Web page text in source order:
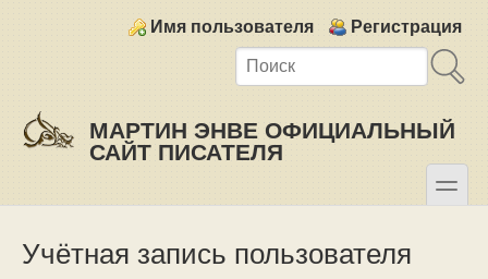
Login links
Имя пользователя Регистрация
МАРТИН ЭНВЕ ОФИЦИАЛЬНЫЙ
САЙТ ПИСАТЕЛЯ
toggle
Учётная запись пользователя